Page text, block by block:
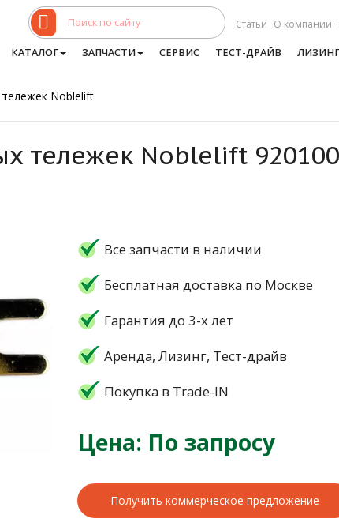
Статьи О компании
КАТАЛОГ ЗАПЧАСТИ СЕРВИС ТЕСТ-ДРАЙВ ЛИЗИНГ
Noblelift
тележек Noblelift
Все запчасти в наличии
Бесплатная доставка по Москве
Гарантия до 3-х лет
Аренда, Лизинг, Тест-драйв
Покупка в Trade-IN
Цена: По запросу
Получить коммерческое предложение